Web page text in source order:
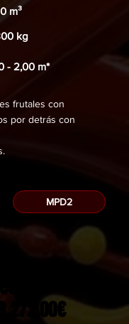
m³
kg
- 2,00 m*
frutales con
por detrás con
MPD2
de
19.272,00€